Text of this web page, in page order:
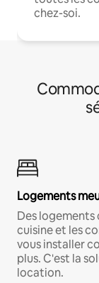
chez-soi.
Logements
Des
cuisine et les
vous installer
plus. C'est la
location.